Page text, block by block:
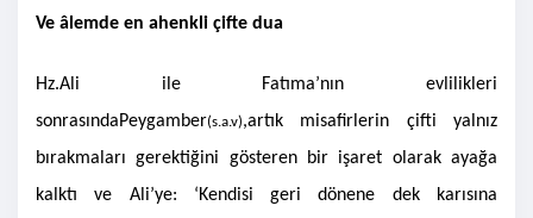
Ve âlemde en ahenkli çifte dua
Hz.Ali ile Fatıma’nın evlilikleri
sonrasındaPeygamber(s.a.v),artık misafirlerin çifti yalnız
bırakmaları gerektiğini gösteren bir işaret olarak ayağa
kalktı ve Ali’ye: ‘Kendisi geri dönene dek karısına